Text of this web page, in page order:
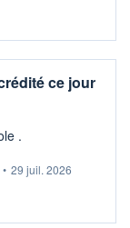
ce jour
.
• 29 juil. 2026